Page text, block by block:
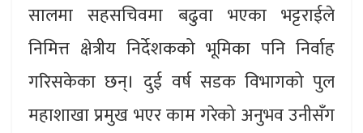
सालमा सहसचिवमा बढुवा भएका भट्टराईले
निमित्त क्षेत्रीय निर्देशकको भूमिका पनि निर्वाह
गरिसकेका छन्। दुई वर्ष सडक विभागको पुल
महाशाखा प्रमुख भएर काम गरेको अनुभव उनीसँग